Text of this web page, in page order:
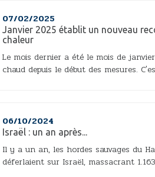
07/02/2025
Janvier 2025 établit un nouveau
chaleur
Le mois dernier a été le mois de
chaud depuis le début des mesures.
06/10/2024
Israël : un an après...
Il y a un an, les hordes sauvages du
déferlaient sur Israël, massacrant